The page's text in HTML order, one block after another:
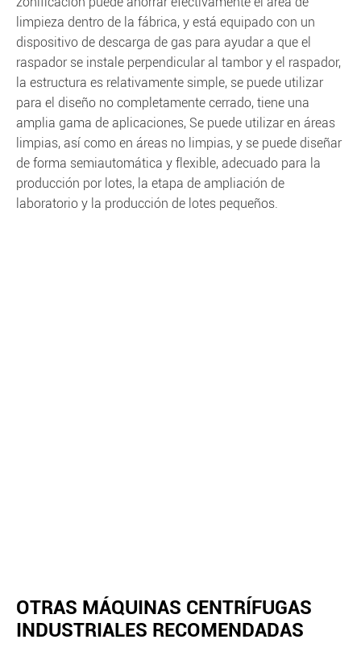
limpieza dentro de la fábrica, y está equipado con un
dispositivo de descarga de gas para ayudar a que el
raspador se instale perpendicular al tambor y el raspador,
la estructura es relativamente simple, se puede utilizar
para el diseño no completamente cerrado, tiene una
amplia gama de aplicaciones, Se puede utilizar en áreas
limpias, así como en áreas no limpias, y se puede diseñar
de forma semiautomática y flexible, adecuado para la
producción por lotes, la etapa de ampliación de
laboratorio y la producción de lotes pequeños.
OTRAS MÁQUINAS CENTRÍFUGAS
INDUSTRIALES RECOMENDADAS